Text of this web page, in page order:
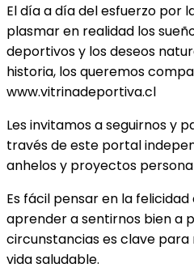
El día a día del esfuerzo por
plasmar en realidad los
deportivos y los deseos
historia, los queremos
www.vitrinadeportiva.cl
Les invitamos a seguirnos y
través de este portal
anhelos y proyectos
Es fácil pensar en la
aprender a sentirnos bien a
circunstancias es clave
vida saludable.